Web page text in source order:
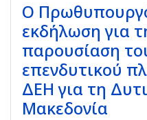
Ο
εκδήλωση για
παρουσίαση
επενδυτικού
ΔΕΗ για τη
Μακεδονία